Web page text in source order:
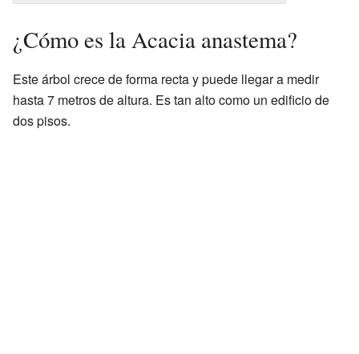
¿Cómo es la Acacia anastema?
Este árbol crece de forma recta y puede llegar a medir
hasta 7 metros de altura. Es tan alto como un edificio de
dos pisos.